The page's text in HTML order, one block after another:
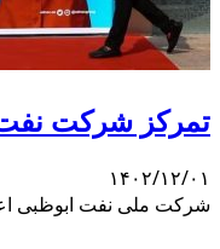
تمرکز شرکت نفت
۱۴۰۲/۱۲/۰۱
شرکت ملی نفت ابوظبی